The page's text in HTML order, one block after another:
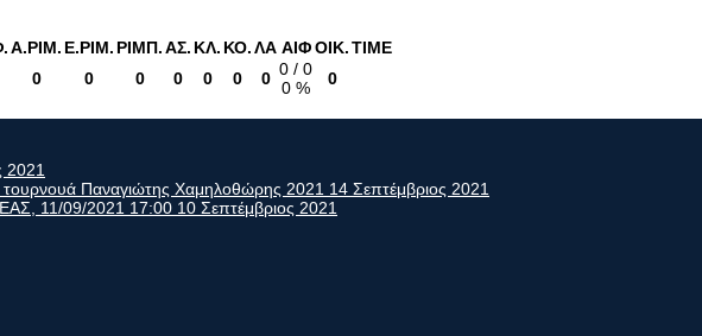
Α.ΡΙΜ. Ε.ΡΙM. ΡΙΜΠ.ΑΣ. ΚΛ. ΚΟ.ΛΑ ΑΙΦ ΟΙΚ.TIME
0 0 0 0 0 0 0 0 / 0
0 %
0
2021
τουρνουά Παναγιώτης Χαμηλοθώρης 2021 14 Σεπτέμβριος 2021
11/09/2021 17:00 10 Σεπτέμβριος 2021